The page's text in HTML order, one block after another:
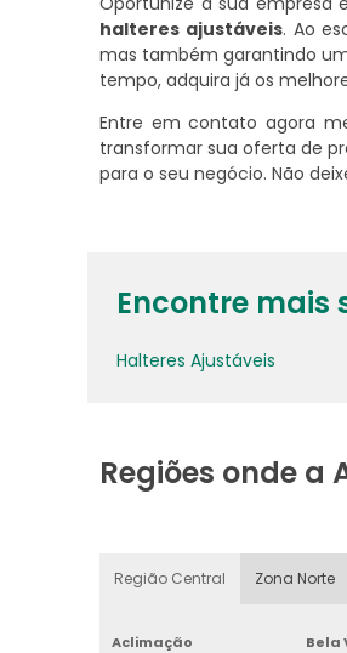
halteres ajustáveis. Ao
mas também garantindo
tempo, adquira já os
Entre em contato agora
transformar sua oferta de
para o seu negócio. Não
Encontre mais
Halteres Ajustáveis
Regiões onde a
Região Central Zona Norte
Aclimação Bela